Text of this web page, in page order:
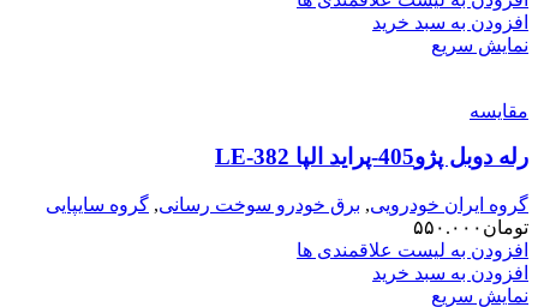
افزودن به سبد خرید
نمایش سریع
مقایسه
رله دوبل پژو405-پراید الپا LE-382
گروه ایران خودرویی, برق خودرو سوخت رسانی, گروه سایپایی
تومان ۵۵۰.۰۰۰
افزودن به لیست علاقمندی ها
افزودن به سبد خرید
نمایش سریع